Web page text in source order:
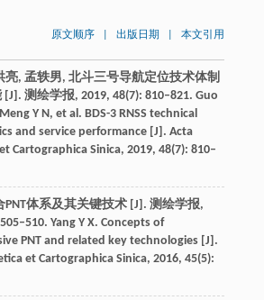
原文顺序 出版日期 本文引用
亮, 孟轶男, 北斗三号导航定位技术体制
测绘学报, 2019, 48(7): 810–821. Guo
Y N, et al. BDS-3 RNSS technical
and service performance [J]. Acta
Cartographica Sinica, 2019, 48(7): 810–
PNT体系及其关键技术 [J]. 测绘学报,
Yang Y X. Concepts of
PNT and related key technologies [J].
et Cartographica Sinica, 2016, 45(5):